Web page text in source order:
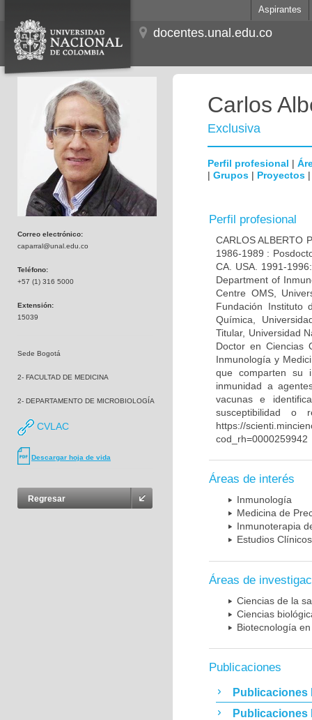
Aspirantes
docentes.unal.edu.co
Correo electrónico:
caparral@unal.edu.co
Teléfono:
+57 (1) 316 5000
Extensión:
15039
Sede Bogotá
2- FACULTAD DE MEDICINA
2- DEPARTAMENTO DE MICROBIOLOGÍA
CVLAC
Descargar hoja de vida
Regresar
Carlos
Exclusiva
Perfil profesional |
| Grupos | Proyectos
Perfil profesional
CARLOS ALBERTO
1986-1989 :
CA. USA. 1991-
Department of
Centre OMS,
Fundación Instituto
Química,
Titular, Universidad
Doctor en Ciencias
Inmunología y
que comparten su
inmunidad a
vacunas e
susceptibilidad o
https://
cod_rh=0000259942
Áreas de interés
Inmunología
Medicina de
Inmunoterapia
Estudios Clínicos
Áreas de
Ciencias de la
Ciencias
Biotecnología
Publicaciones
Publicaciones
Publicaciones